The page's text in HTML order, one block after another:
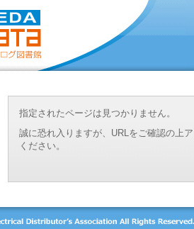
指定されたページは見つかりません。
誠に恐れ入りますが、URLをご確認の上
ください。